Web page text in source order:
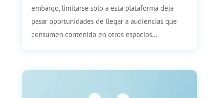
embargo, limitarse solo a esta plataforma deja
pasar oportunidades de llegar a audiencias que
consumen contenido en otros espacios...